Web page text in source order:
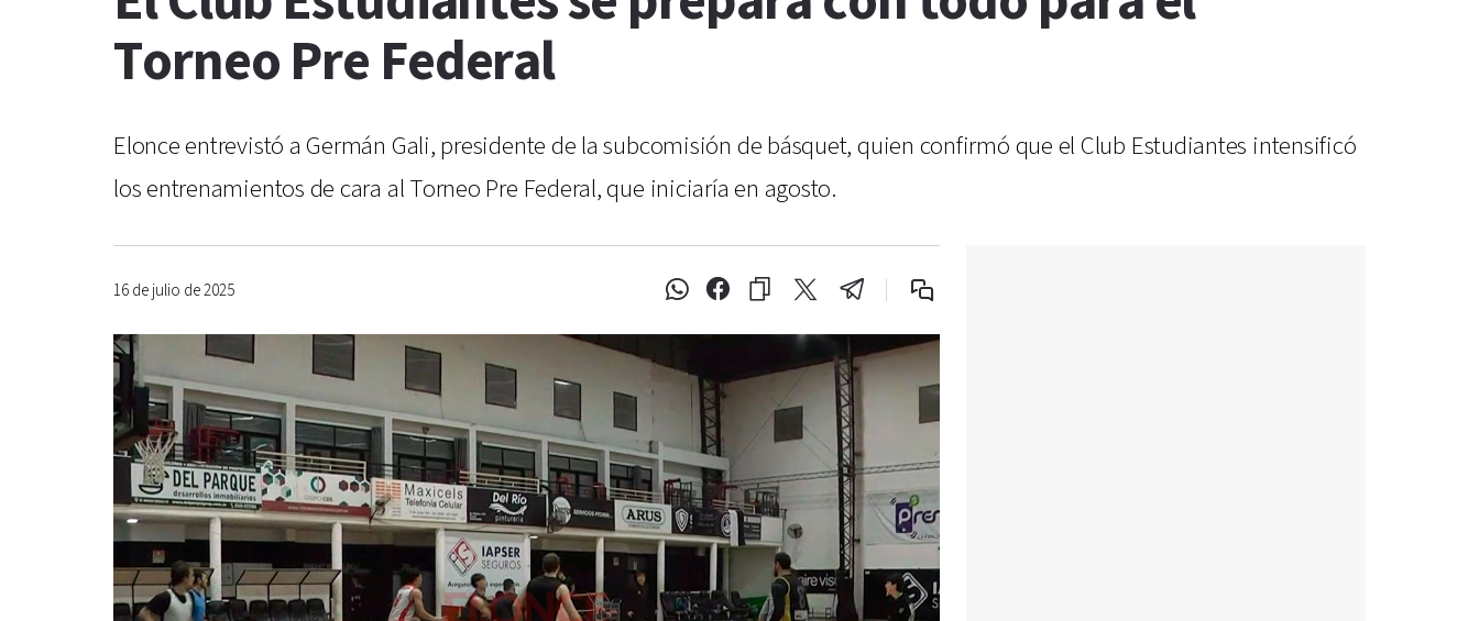
Torneo Pre Federal
Elonce entrevistó a Germán Gali, presidente de la subcomisión de básquet, quien confirmó que el Club Estudiantes intensificó
los entrenamientos de cara al Torneo Pre Federal, que iniciaría en agosto.
16 de julio de 2025